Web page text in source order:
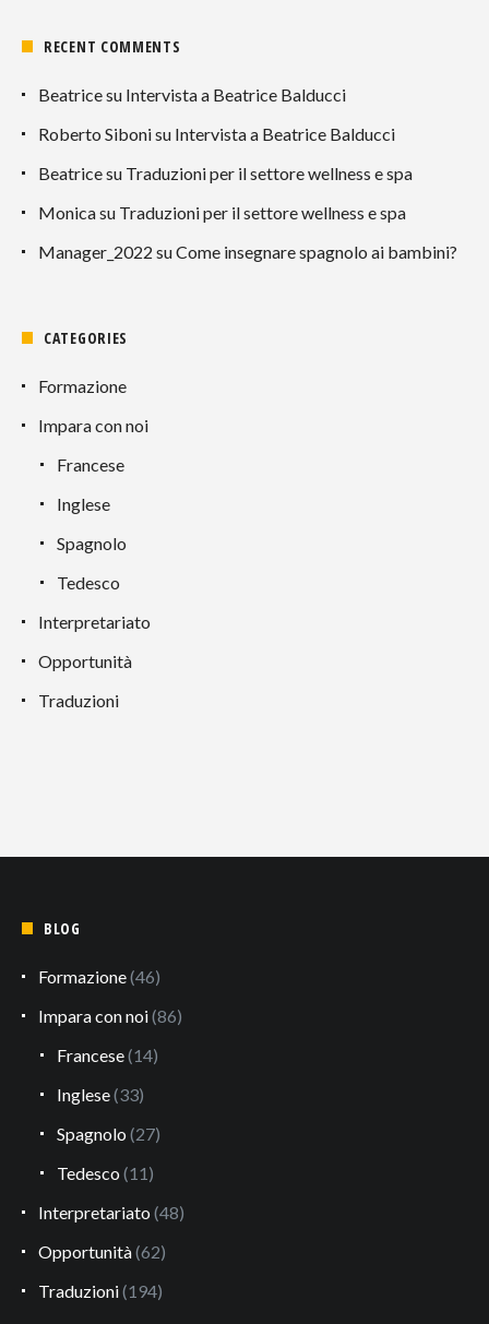
RECENT COMMENTS
Beatricesu Intervista a Beatrice Balducci
Roberto Sibonisu Intervista a Beatrice Balducci
Beatricesu Traduzioni per il settore wellness e spa
Monicasu Traduzioni per il settore wellness e spa
Manager_2022 suCome insegnare spagnolo ai bambini?
CATEGORIES
Formazione
Impara con noi
Francese
Inglese
Spagnolo
Tedesco
Interpretariato
Opportunità
Traduzioni
BLOG
Formazione(46)
Impara con noi(86)
Francese(14)
Inglese(33)
Spagnolo (27)
Tedesco (11)
Interpretariato (48)
Opportunità(62)
Traduzioni(194)